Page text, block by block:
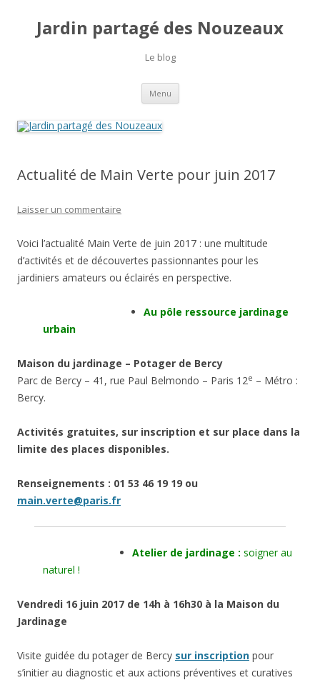
Jardin partagé des Nouzeaux
Le blog
Menu Aller
contenu
Actualité de Main Verte pour juin 2017
Laisser un commentaire
Voici l’actualité Main Verte de juin 2017 : une multitude
d’activités et de découvertes passionnantes pour les
jardiniers amateurs ou éclairés en perspective.
Au pôle ressource jardinage
urbain
Maison du jardinage – Potager de Bercy
Parc de Bercy – 41, rue Paul Belmondo – Paris 12e – Métro :
Bercy.
Activités gratuites, sur inscription et sur place dans la
limite des places disponibles.
Renseignements : 01 53 46 19 19 ou
main.verte@paris.fr
Atelier de jardinage : soigner au
naturel !
Vendredi 16 juin 2017 de 14h à 16h30 à la Maison du
Jardinage
Visite guidée du potager de Bercy sur inscription pour
s’initier au diagnostic et aux actions préventives et curatives